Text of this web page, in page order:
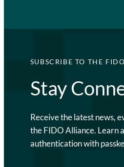
SUBSCRIBE TO THE
Stay
Receive the latest news,
the FIDO Alliance. Learn
authentication with